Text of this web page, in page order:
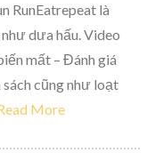
RunEatrepeat là
dưa hấu. Video
mất – Đánh giá
cũng như loạt
More